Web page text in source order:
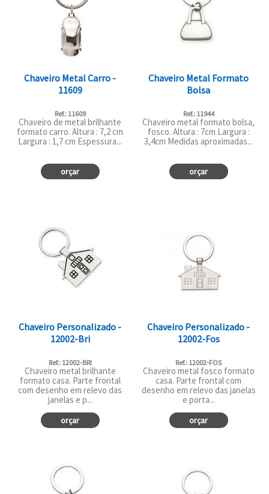
Chaveiro Metal Carro -
11609
Ref.: 11609
Chaveiro de metal brilhante
formato carro. Altura : 7,2 cm
Largura : 1,7 cm Espessura...
orçar
Chaveiro Metal Formato
Bolsa
Ref.: 11944
Chaveiro metal formato bolsa,
fosco. Altura : 7cm Largura :
3,4cm Medidas aproximadas...
orçar
Chaveiro Personalizado -
12002-Bri
Ref.: 12002-BRI
Chaveiro metal brilhante
formato casa. Parte frontal
com desenho em relevo das
janelas e p...
orçar
Chaveiro Personalizado -
12002-Fos
Ref.: 12002-FOS
Chaveiro metal fosco formato
casa. Parte frontal com
desenho em relevo das janelas
e porta...
orçar